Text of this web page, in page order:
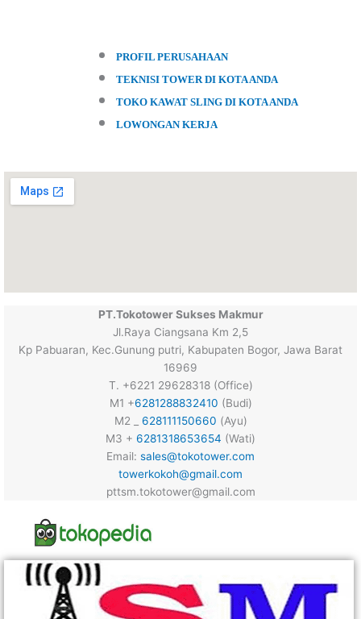
PROFIL PERUSAHAAN
TEKNISI TOWER DI KOTA ANDA
TOKO KAWAT SLING DI KOTA ANDA
LOWONGAN KERJA
PT.Tokotower Sukses Makmur
Jl.Raya Ciangsana Km 2,5
Kp Pabuaran, Kec.Gunung putri, Kabupaten Bogor, Jawa Barat
16969
T. +6221 29628318 (Office)
M1 +6281288832410 (Budi)
M2 _ 628111150660 (Ayu)
M3 + 6281318653654 (Wati)
Email: sales@tokotower.com
towerkokoh@gmail.com
pttsm.tokotower@gmail.com